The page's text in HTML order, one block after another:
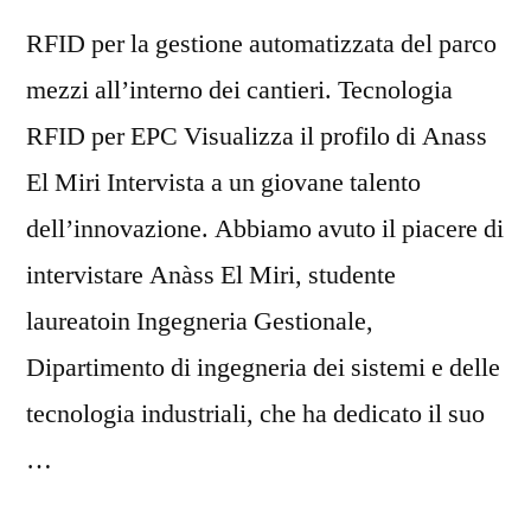
RFID per la gestione automatizzata del parco
mezzi all’interno dei cantieri. Tecnologia
RFID per EPC Visualizza il profilo di Anass
El Miri Intervista a un giovane talento
dell’innovazione. Abbiamo avuto il piacere di
intervistare Anàss El Miri, studente
laureatoin Ingegneria Gestionale,
Dipartimento di ingegneria dei sistemi e delle
tecnologia industriali, che ha dedicato il suo
…